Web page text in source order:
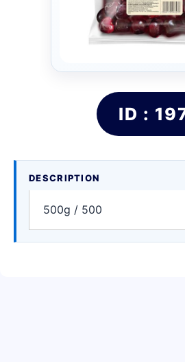
ID :
DESCRIPTION
500g / 500